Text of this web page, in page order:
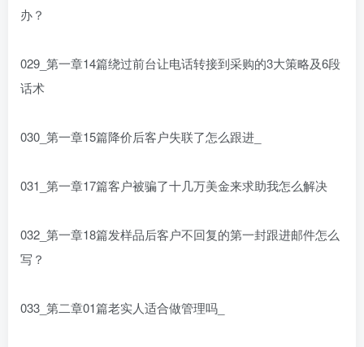
办？
029_第一章14篇绕过前台让电话转接到采购的3大策略及6段
话术
030_第一章15篇降价后客户失联了怎么跟进_
031_第一章17篇客户被骗了十几万美金来求助我怎么解决
032_第一章18篇发样品后客户不回复的第一封跟进邮件怎么
写？
033_第二章01篇老实人适合做管理吗_